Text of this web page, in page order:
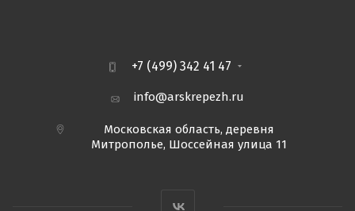
+7 (499) 342 41 47
info@arskrepezh.ru
Московская область, деревня
Митрополье, Шоссейная улица 11